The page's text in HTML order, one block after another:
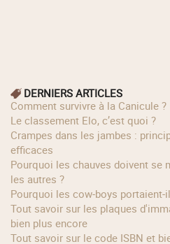
DERNIERS ARTICLES
Comment survivre à la Canicule ?
Le classement Elo, c’est quoi ?
Crampes dans les jambes : principales causes et solutions
efficaces
Pourquoi les chauves doivent se méfier du soleil bien plus que
les autres ?
Pourquoi les cow‑boys
Tout savoir sur les plaques d'immatriculation françaises et
bien plus encore
Tout savoir sur le code ISBN et